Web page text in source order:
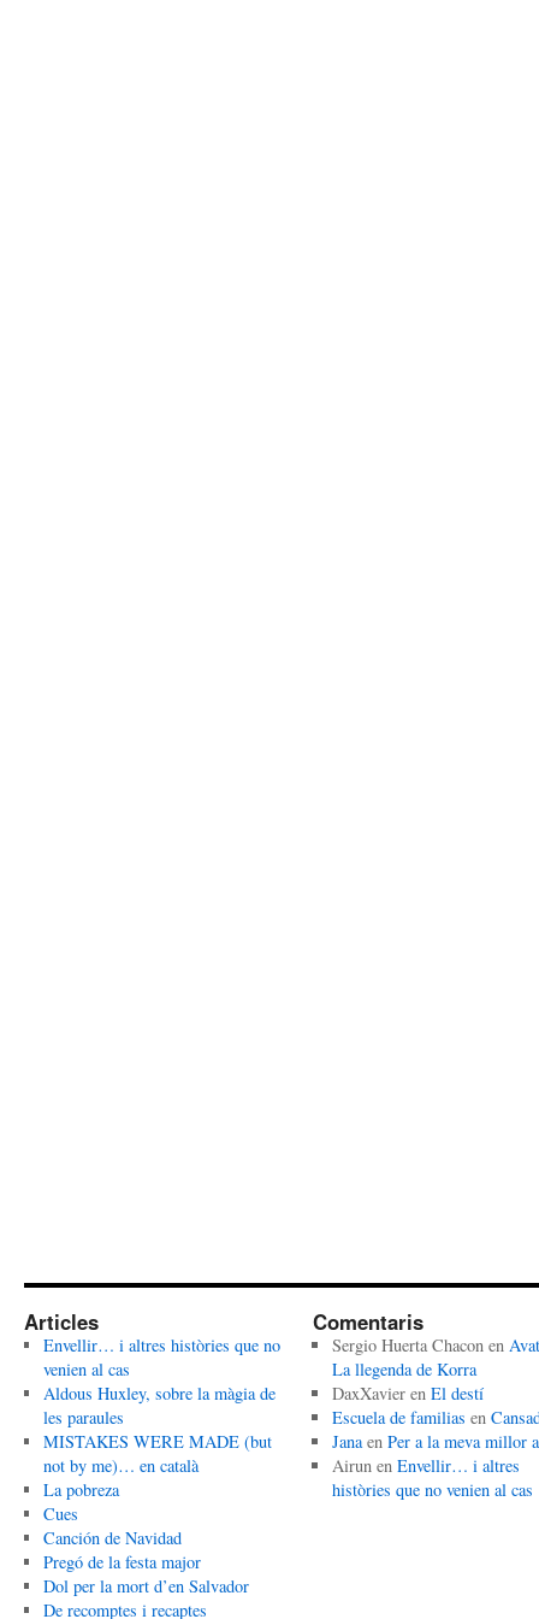
Articles
Envellir… i altres històries que no
venien al cas
Aldous Huxley, sobre la màgia de
les paraules
MISTAKES WERE MADE (but
not by me)… en català
La pobreza
Cues
Canción de Navidad
Pregó de la festa major
Dol per la mort d’en Salvador
De recomptes i recaptes
Comentaris
Sergio Huerta Chaconen
La llegenda de Korra
DaxXavieren El destí
Escuela de familias en
Janaen Per a la meva millor
Airunen Envellir… i altres
històries que no venien al cas